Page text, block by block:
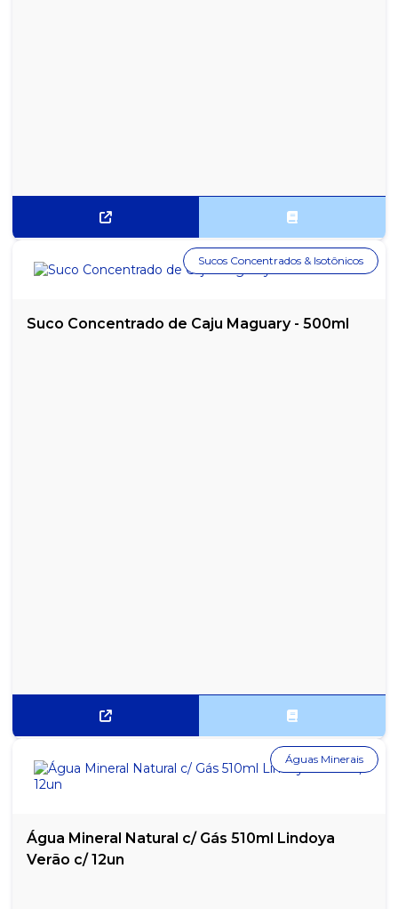
Suco Concentrado de Caju Maguary - 500ml
Sucos Concentrados & Isotônicos
Água Mineral Natural c/ Gás 510ml Lindoya
Verão c/ 12un
Águas Minerais